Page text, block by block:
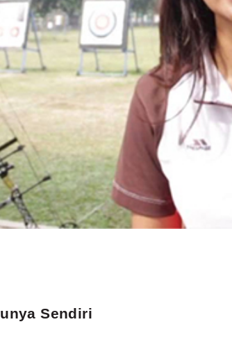
Sendiri